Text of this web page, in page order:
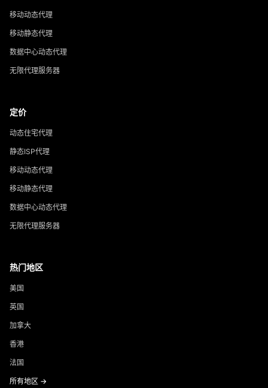
移动动态代理
移动静态代理
数据中心动态代理
无限代理服务器
定价
动态住宅代理
静态ISP代理
移动动态代理
移动静态代理
数据中心动态代理
无限代理服务器
热门地区
美国
英国
加拿大
香港
法国
所有地区 →